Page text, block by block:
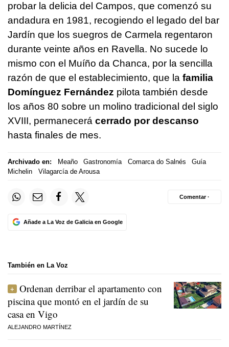
probar la delicia del Campos, que comenzó su
andadura en 1981, recogiendo el legado del bar
Jardín que los suegros de Carmela regentaron
durante veinte años en Ravella. No sucede lo
mismo con el Muíño da Chanca, por la sencilla
razón de que el establecimiento, que la familia
Domínguez Fernández pilota también desde
los años 80 sobre un molino tradicional del siglo
XVIII, permanecerá cerrado por descanso
hasta finales de mes.
Archivado en: Meaño Gastronomía Comarca do Salnés
Guía
Michelin
Vilagarcía de Arousa
Añade a La Voz de Galicia en Google
Comentar ·
También en La Voz
Ordenan derribar el apartamento con
piscina que montó en el jardín de su
casa en Vigo
ALEJANDRO MARTÍNEZ